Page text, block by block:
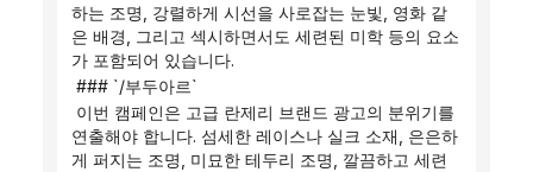
하는 조명, 강렬하게 시선을 사로잡는 눈빛, 영화 같
은 배경, 그리고 섹시하면서도 세련된 미학 등의 요소
가 포함되어 있습니다.
### `/부두아르`
연출해야 합니다. 섬세한 레이스나 실크 소재, 은은하
게 퍼지는 조명, 미묘한 테두리 조명, 깔끔하고 세련